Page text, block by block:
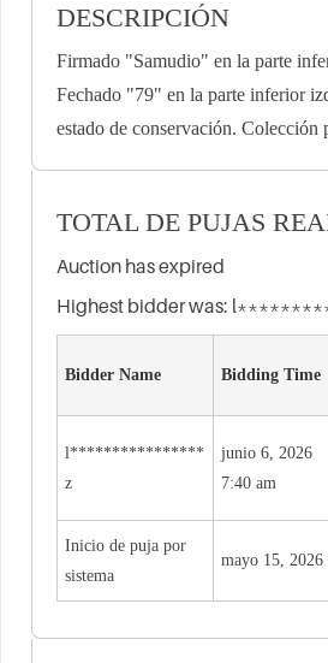
DESCRIPCIÓN
Firmado "Samudio" en la parte
Fechado "79" en la parte inferior
estado de conservación. Colección
TOTAL DE PUJAS
Auction has expired
Highest bidder was:
Bidder Name Bidding Time
l****************
z
junio 6, 2026
7:40 am
Inicio de puja por
sistema
mayo 15, 2026